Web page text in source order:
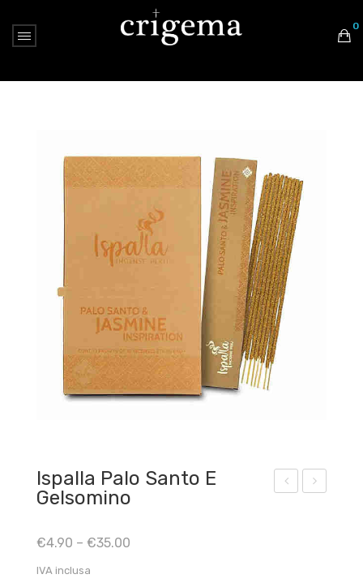
0
Nessun prodotto nel carrello.
Ispalla Palo Santo E
Gelsomino
€4.90 – €35.00
IVA inclusa